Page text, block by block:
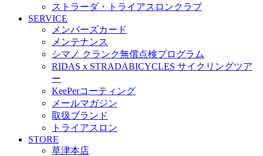
ストラーダ・トライアスロンクラブ
SERVICE
メンバーズカード
メンテナンス
シマノ クランク無償点検プログラム
RIDAS x STRADABICYCLES サイクリングツア
ー
KeePerコーティング
メールマガジン
取扱ブランド
トライアスロン
STORE
草津本店